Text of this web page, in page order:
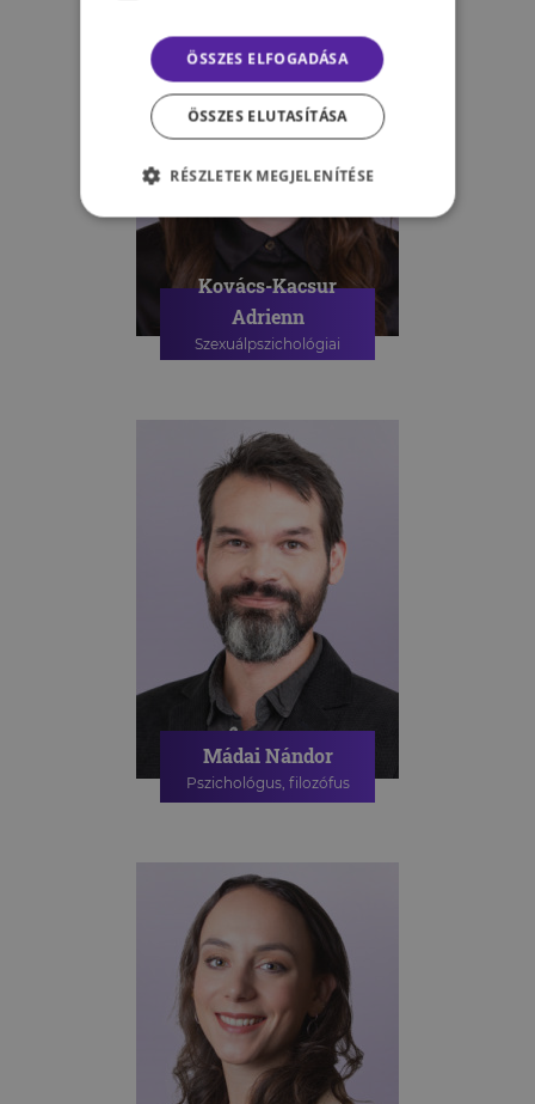
Kovács-Kacsur
Adrienn
Szexuálpszichológiai
TANÁCSADÁS
SZEXUÁLPSZICHOLÓGIAI
CSOPORTOS TANÁCSADÁS
Mádai Nándor
Pszichológus, filozófus
TANÁCSADÁS
ÖSSZES ELFOGADÁSA
ÖSSZES ELUTASÍTÁSA
RÉSZLETEK MEGJELENÍTÉSE